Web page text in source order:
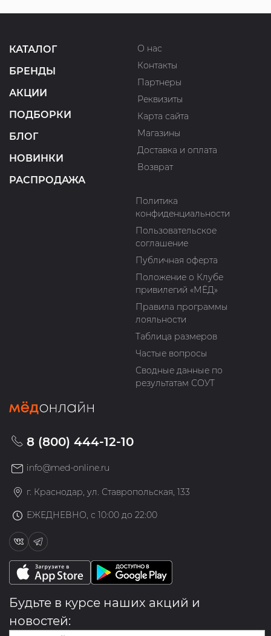
КАТАЛОГ
БРЕНДЫ
АКЦИИ
ПОДБОРКИ
БЛОГ
НОВИНКИ
РАСПРОДАЖА
О нас
Контакты
Партнеры
Реквизиты
Карта сайта
Магазины
Доставка и оплата
Возврат
Политика
конфиденциальности
Пользовательское
соглашение
Публичная оферта
Положение о Клубе
привилегий «МЁД»
Правила программы
лояльности
Таблица размеров
Частые вопросы
Сводные данные по
результатам СОУТ
8 (800) 444-12-10
info@med-online.ru
г. Краснодар, ул. Ставропольская, 133
ЕЖЕДНЕВНО, с 10:00 до 22:00
Будьте в курсе наших акций и
новостей: